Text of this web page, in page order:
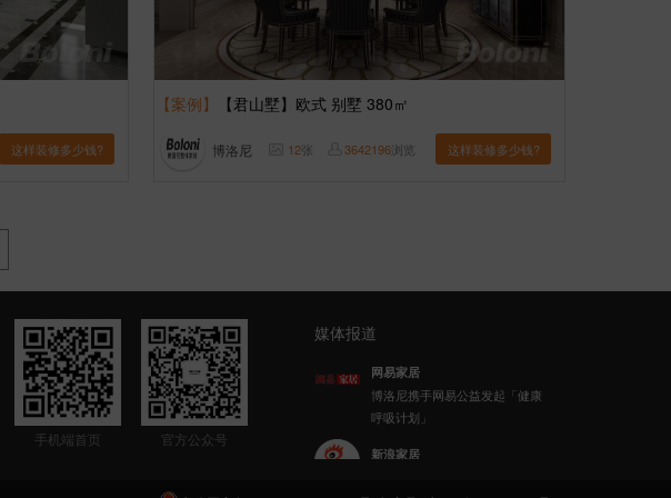
这样装修多少钱?
【案例】 【君山墅】欧式 别墅 380㎡
博洛尼 12张 3642196浏览 这样装修多少钱?
手机端首页
官方公众号
媒体报道
新浪家居
博洛尼整体家装顾克荣获「2022
(第八届)中国家居杰出人物」称